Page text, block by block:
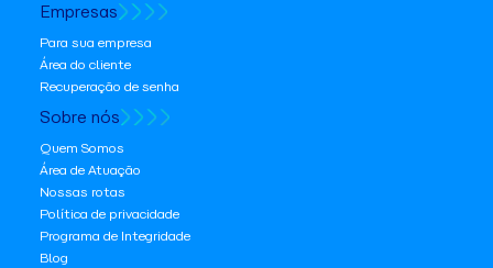
Empresas
Para sua empresa
Área do cliente
Recuperação de senha
Sobre nós
Quem Somos
Área de Atuação
Nossas rotas
Política de privacidade
Programa de Integridade
Blog